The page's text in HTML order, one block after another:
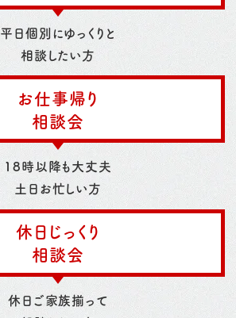
平日個別にゆっくりと
相談したい方
お仕事帰り
相談会
18時以降も大丈夫
土日お忙しい方
休日じっくり
相談会
休日ご家族揃って